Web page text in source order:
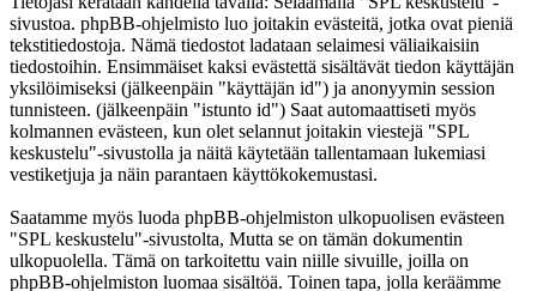
sivustoa. phpBB-ohjelmisto luo joitakin evästeitä, jotka ovat pieniä
tekstitiedostoja. Nämä tiedostot ladataan selaimesi väliaikaisiin
tiedostoihin. Ensimmäiset kaksi evästettä sisältävät tiedon käyttäjän
yksilöimiseksi (jälkeenpäin "käyttäjän id") ja anonyymin session
tunnisteen. (jälkeenpäin "istunto id") Saat automaattiseti myös
kolmannen evästeen, kun olet selannut joitakin viestejä "SPL
keskustelu"-sivustolla ja näitä käytetään tallentamaan lukemiasi
vestiketjuja ja näin parantaen käyttökokemustasi.
Saatamme myös luoda phpBB-ohjelmiston ulkopuolisen evästeen
"SPL keskustelu"-sivustolta, Mutta se on tämän dokumentin
ulkopuolella. Tämä on tarkoitettu vain niille sivuille, joilla on
phpBB-ohjelmiston luomaa sisältöä. Toinen tapa, jolla keräämme